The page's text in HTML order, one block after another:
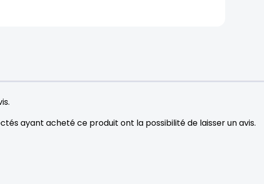
ayant acheté ce produit ont la possibilité de laisser un avis.